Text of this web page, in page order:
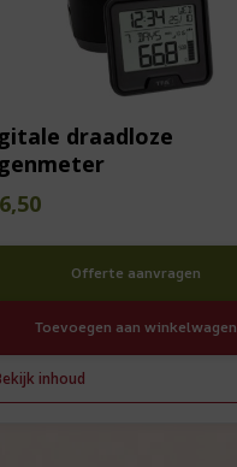
draadloze
Offerte aanvragen
Toevoegen aan winkelwagen
inhoud